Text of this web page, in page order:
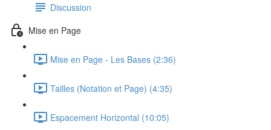
Discussion
Mise en Page
Mise en Page - Les Bases (2:36)
Tailles (Notation et Page) (4:35)
Espacement Horizontal (10:05)